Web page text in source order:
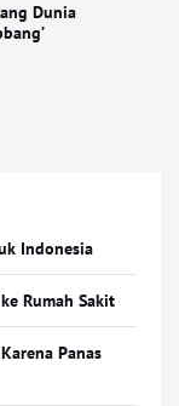
Dunia
Indonesia
Rumah Sakit
Panas